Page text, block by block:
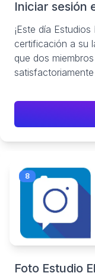
Iniciar sesión
¡Este día
certificación a su
que dos
8
Foto Estudio